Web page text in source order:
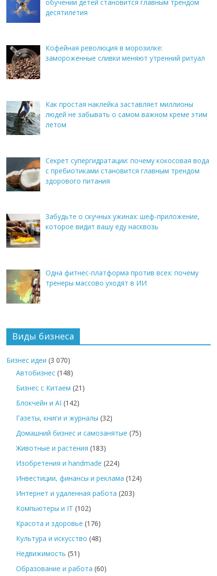
обучении детей становится главным трендом
десятилетия
Кофейная революция в морозилке:
замороженные сливки меняют утренний ритуал
Как простая наклейка заставляет миллионы
людей не забывать о самом важном креме этим
летом
Секрет супергидратации: почему кокосовая вода
с пребиотиками становится главным трендом
здорового питания
Забудьте о скучных ужинах: шеф-приложение,
которое видит вашу еду насквозь
Одна фитнес-платформа против всех: почему
тренеры массово уходят в ИИ
Виды бизнеса
Бизнес идеи (3 070)
Автобизнес (148)
Бизнес с Китаем (21)
Блокчейн и AI (142)
Газеты, книги и журналы (32)
Домашний бизнес и самозанятые (75)
Животные и растения (183)
Изобретения и handmade (224)
Инвестиции, финансы и реклама (124)
Интернет и удаленная работа (203)
Компьютеры и IT (102)
Красота и здоровье (176)
Культура и искусство (48)
Недвижимость (51)
Образование и работа (60)